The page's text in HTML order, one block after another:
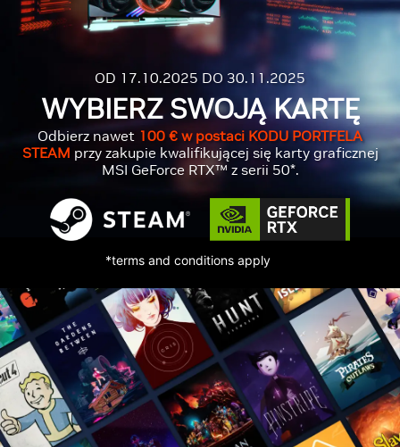
OD 17.10.2025 DO 30.11.2025
WYBIERZ SWOJĄ KARTĘ
Odbierz nawet 100 € w postaci KODU PORTFELA
STEAM przy zakupie kwalifikującej się karty graficznej
MSI GeForce RTX™ z serii 50*.
*terms and conditions apply